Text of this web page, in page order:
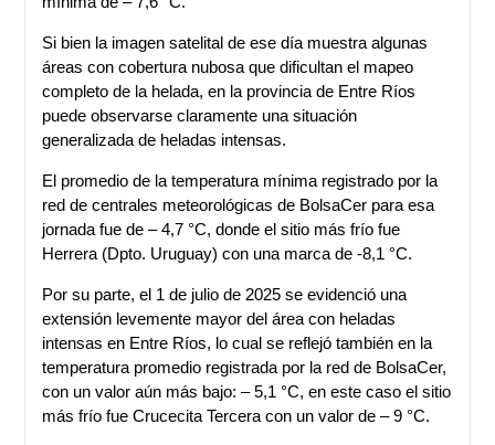
Si bien la imagen satelital de ese día muestra algunas
áreas con cobertura nubosa que dificultan el mapeo
completo de la helada, en la provincia de Entre Ríos
puede observarse claramente una situación
generalizada de heladas intensas.
El promedio de la temperatura mínima registrado por la
red de centrales meteorológicas de BolsaCer para esa
jornada fue de – 4,7 °C, donde el sitio más frío fue
Herrera (Dpto. Uruguay) con una marca de -8,1 °C.
Por su parte, el 1 de julio de 2025 se evidenció una
extensión levemente mayor del área con heladas
intensas en Entre Ríos, lo cual se reflejó también en la
temperatura promedio registrada por la red de BolsaCer,
con un valor aún más bajo: – 5,1 °C, en este caso el sitio
más frío fue Crucecita Tercera con un valor de – 9 °C.